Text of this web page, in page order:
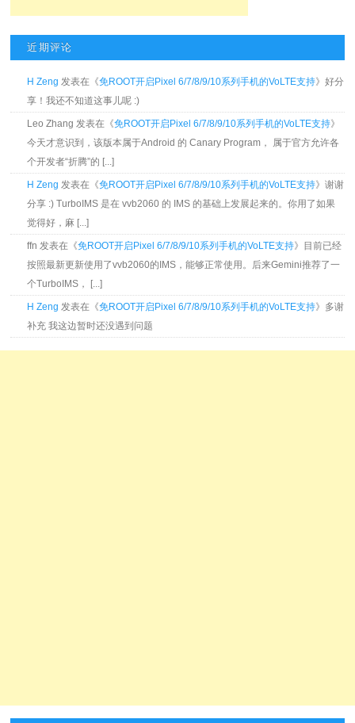
近期评论
H Zeng 发表在《免ROOT开启Pixel 6/7/8/9/10系列手机的VoLTE支持》好分
享！我还不知道这事儿呢 :)
Leo Zhang 发表在《免ROOT开启Pixel 6/7/8/9/10系列手机的VoLTE支持》
今天才意识到，该版本属于Android 的 Canary Program， 属于官方允许各
个开发者“折腾”的 [...]
H Zeng 发表在《免ROOT开启Pixel 6/7/8/9/10系列手机的VoLTE支持》谢谢
分享 :) TurboIMS 是在 vvb2060 的 IMS 的基础上发展起来的。你用了如果
觉得好，麻 [...]
ffn 发表在《免ROOT开启Pixel 6/7/8/9/10系列手机的VoLTE支持》目前已经
按照最新更新使用了vvb2060的IMS，能够正常使用。后来Gemini推荐了一
个TurboIMS， [...]
H Zeng 发表在《免ROOT开启Pixel 6/7/8/9/10系列手机的VoLTE支持》多谢
补充 我这边暂时还没遇到问题